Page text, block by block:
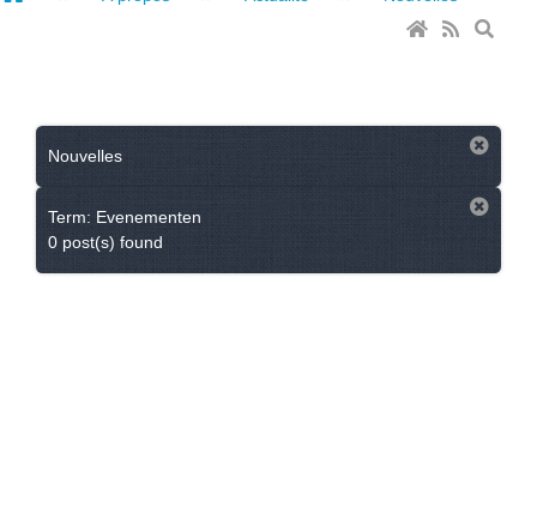
Nouvelles
Term: Evenementen
0 post(s) found